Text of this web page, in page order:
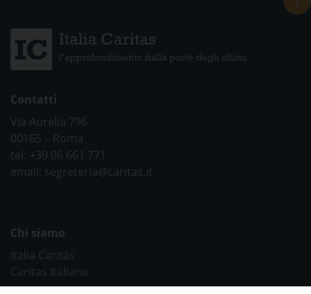
Contatti
Via Aurelia 796
00165 – Roma
tel: +39 06 661 771
email: segreteria@caritas.it
Chi siamo
Italia Caritas
Caritas Italiana